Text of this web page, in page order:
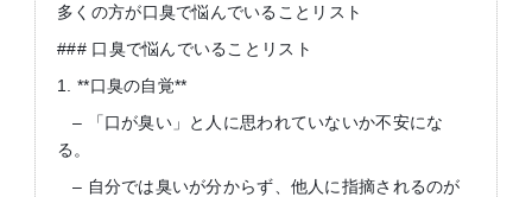
多くの方が口臭で悩んでいることリスト
### 口臭で悩んでいることリスト
1. **口臭の自覚**
– 「口が臭い」と人に思われていないか不安にな
る。
– 自分では臭いが分からず、他人に指摘されるのが